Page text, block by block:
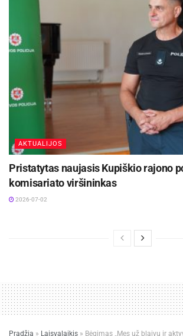
AKTUALIJOS
Pristatytas naujasis Kupiškio rajono
komisariato viršininkas
2026-07-02
Pradžia » Laisvalaikis » Bėgimas „Mes už blaivų ir